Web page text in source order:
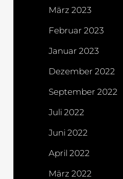
März 2023
Februar 2023
Januar 2023
Dezember 2022
September 2022
Juli 2022
Juni 2022
April 2022
März 2022